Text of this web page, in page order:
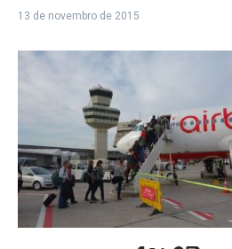
13 de novembro de 2015